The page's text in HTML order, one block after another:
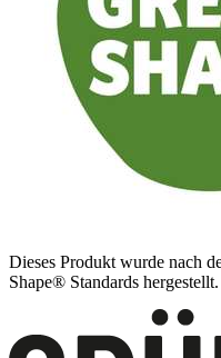
Dieses Produkt wurde nach
Shape® Standards